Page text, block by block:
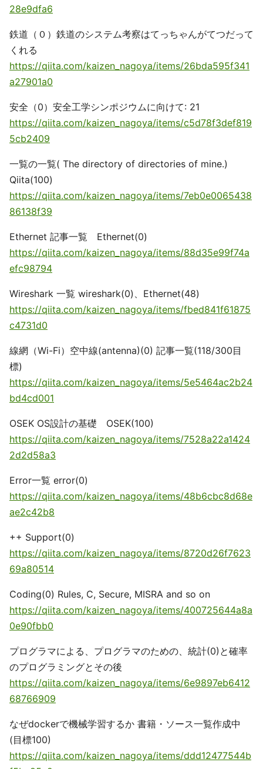
28e9dfa6
鉄道（０）鉄道のシステム考察はてっちゃんがてつだって
くれる
https://qiita.com/kaizen_nagoya/items/26bda595f341
a27901a0
安全（0）安全工学シンポジウムに向けて: 21
https://qiita.com/kaizen_nagoya/items/c5d78f3def819
5cb2409
一覧の一覧( The directory of directories of mine.)
Qiita(100)
https://qiita.com/kaizen_nagoya/items/7eb0e0065438
86138f39
Ethernet 記事一覧 Ethernet(0)
https://qiita.com/kaizen_nagoya/items/88d35e99f74a
efc98794
Wireshark 一覧 wireshark(0)、Ethernet(48)
https://qiita.com/kaizen_nagoya/items/fbed841f61875
c4731d0
線網（Wi-Fi）空中線(antenna)(0) 記事一覧(118/300目
標)
https://qiita.com/kaizen_nagoya/items/5e5464ac2b24
bd4cd001
OSEK OS設計の基礎 OSEK(100)
https://qiita.com/kaizen_nagoya/items/7528a22a1424
2d2d58a3
Error一覧 error(0)
https://qiita.com/kaizen_nagoya/items/48b6cbc8d68e
ae2c42b8
++ Support(0)
https://qiita.com/kaizen_nagoya/items/8720d26f7623
69a80514
Coding(0) Rules, C, Secure, MISRA and so on
https://qiita.com/kaizen_nagoya/items/400725644a8a
0e90fbb0
プログラマによる、プログラマのための、統計(0)と確率
のプログラミングとその後
https://qiita.com/kaizen_nagoya/items/6e9897eb6412
68766909
なぜdockerで機械学習するか 書籍・ソース一覧作成中
(目標100)
https://qiita.com/kaizen_nagoya/items/ddd12477544b